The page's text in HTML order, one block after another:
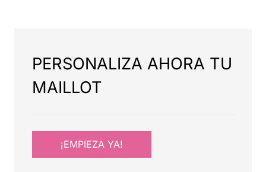
PERSONALIZA AHORA TU
MAILLOT
¡EMPIEZA YA!